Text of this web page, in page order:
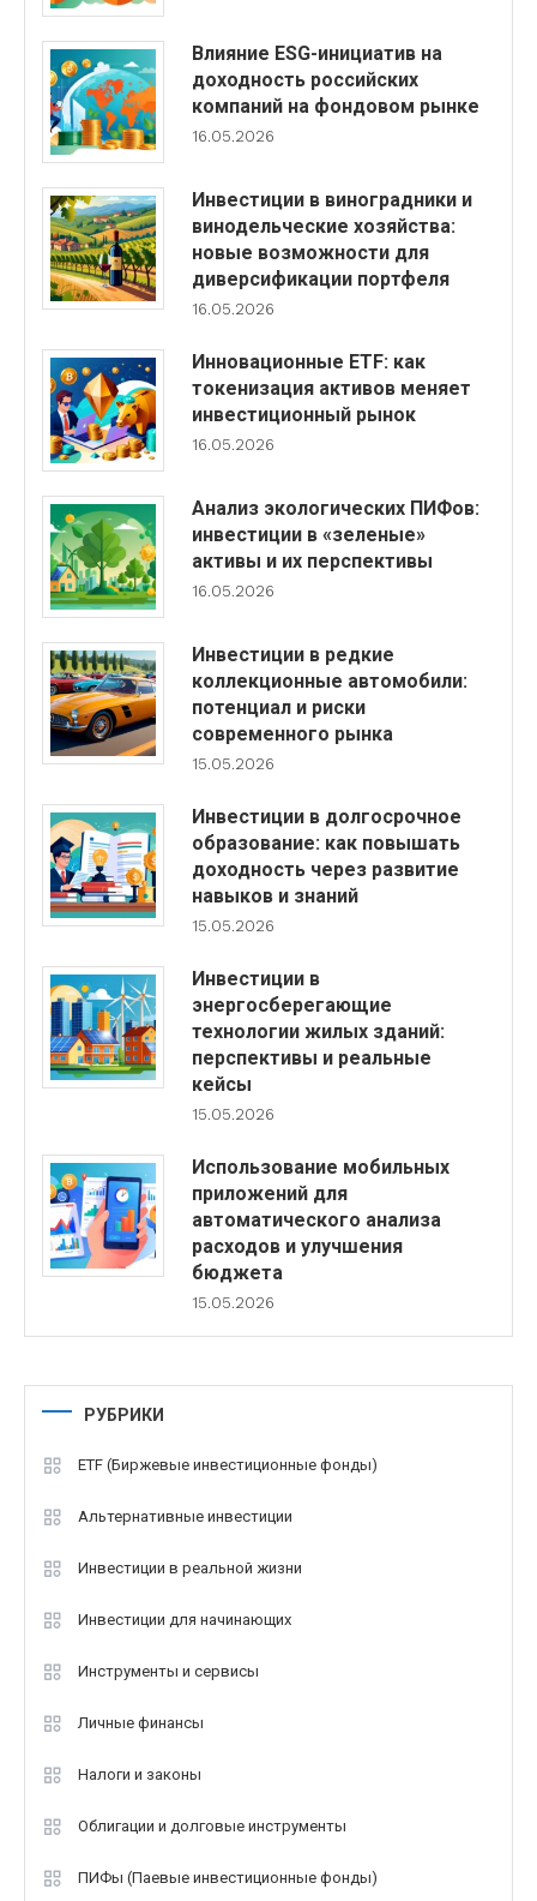
Влияние ESG-инициатив на
доходность российских
компаний на фондовом рынке
16.05.2026
Инвестиции в виноградники и
винодельческие хозяйства:
новые возможности для
диверсификации портфеля
16.05.2026
Инновационные ETF: как
токенизация активов меняет
инвестиционный рынок
16.05.2026
Анализ экологических ПИФов:
инвестиции в «зеленые»
активы и их перспективы
16.05.2026
Инвестиции в редкие
коллекционные автомобили:
потенциал и риски
современного рынка
15.05.2026
Инвестиции в долгосрочное
образование: как повышать
доходность через развитие
навыков и знаний
15.05.2026
Инвестиции в
энергосберегающие
технологии жилых зданий:
перспективы и реальные
кейсы
15.05.2026
Использование мобильных
приложений для
автоматического анализа
расходов и улучшения
бюджета
15.05.2026
РУБРИКИ
ETF (Биржевые инвестиционные фонды)
Альтернативные инвестиции
Инвестиции в реальной жизни
Инвестиции для начинающих
Инструменты и сервисы
Личные финансы
Налоги и законы
Облигации и долговые инструменты
ПИФы (Паевые инвестиционные фонды)